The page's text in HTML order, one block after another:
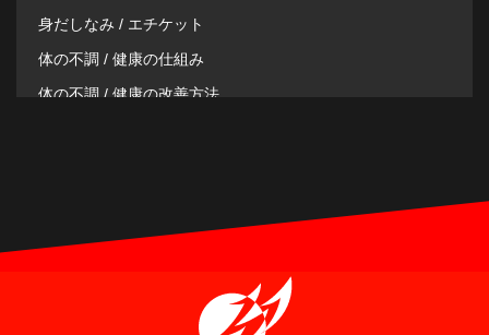
身だしなみ / エチケット
体の不調 / 健康の仕組み
体の不調 / 健康の改善方法